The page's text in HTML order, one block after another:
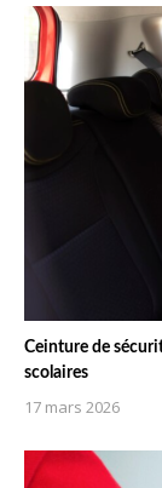
Ceinture de
scolaires
17 mars 2026